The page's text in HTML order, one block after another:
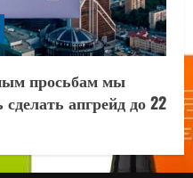
просьбам мы
апгрейд до 22